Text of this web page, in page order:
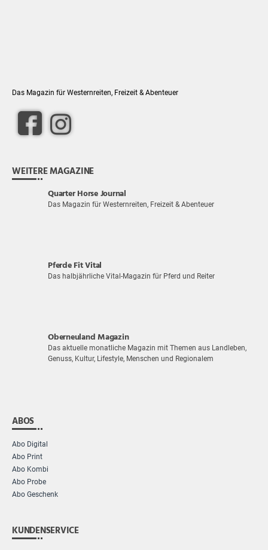
Das Magazin für Westernreiten, Freizeit & Abenteuer
WEITERE MAGAZINE
Quarter Horse Journal
Das Magazin für Westernreiten, Freizeit & Abenteuer
Pferde Fit Vital
Das halbjährliche Vital-Magazin für Pferd und Reiter
Oberneuland Magazin
Das aktuelle monatliche Magazin mit Themen aus Landleben,
Genuss, Kultur, Lifestyle, Menschen und Regionalem
ABOS
Abo Digital
Abo Print
Abo Kombi
Abo Probe
Abo Geschenk
KUNDENSERVICE